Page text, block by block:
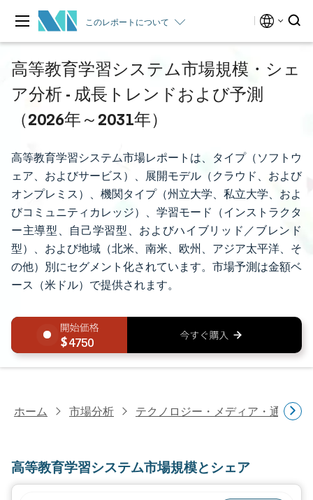
このレポートについて
高等教育学習システム市場規模・シェ
ア分析 - 成長トレンドおよび予測
（2026年～2031年）
高等教育学習システム市場レポートは、タイプ（ソフトウ
ェア、およびサービス）、展開モデル（クラウド、および
オンプレミス）、機関タイプ（州立大学、私立大学、およ
びコミュニティカレッジ）、学習モード（インストラクタ
ー主導型、自己学習型、およびハイブリッド／ブレンド
型）、および地域（北米、南米、欧州、アジア太平洋、そ
の他）別にセグメント化されています。市場予測は金額ベ
ース（米ドル）で提供されます。
4750
ホーム 市場分析 テクノロジー・メディア・通信研
高等教育学習システム市場規模とシェア